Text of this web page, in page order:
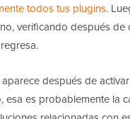
todos tus plugins.
verificando después de
después de
esa es probablemente la